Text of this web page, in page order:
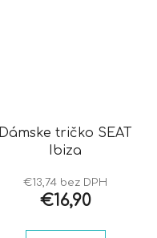
Dámske tričko SEAT
Ibiza
€13,74 bez DPH
€16,90